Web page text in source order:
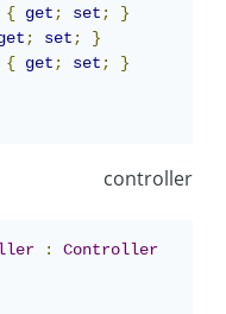
{ get; set;
}
get; set;
}
{ get; set; }
controller
:
Controller